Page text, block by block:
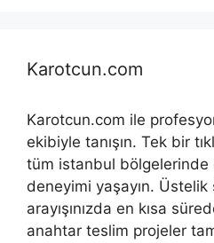
Karotcun.com
Karotcun.com ile
ekibiyle tanışın. Tek bir
tüm istanbul bölgelerinde
deneyimi yaşayın. Üstelik
arayışınızda en kısa
anahtar teslim projeler